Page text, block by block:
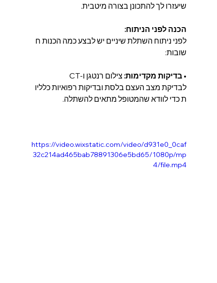
שיעזרו לך להתכונן בצורה מיטבית.
הכנה לפני הניתוח:
לפני ניתוח השתלת שיניים יש לבצע כמה הכנות ח
שובות:
• בדיקות מקדימות:
צילום רנטגן ו-CT
לבדיקת מצב העצם בלסת ובדיקות רפואיות כלליו
ת כדי לוודא שהמטופל מתאים להשתלה.
https://video.wixstatic.com/video/d931e0_0caf
32c214ad465bab78891306e5bd65/1080p/mp
4/file.mp4